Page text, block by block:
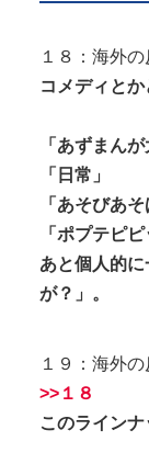
１８：海外
コメディとか
「あずまんが
「日常」
「あそびあそ
「ポプテピピ
あと個人的
が？」。
１９：海外
>>１８
このラインナ